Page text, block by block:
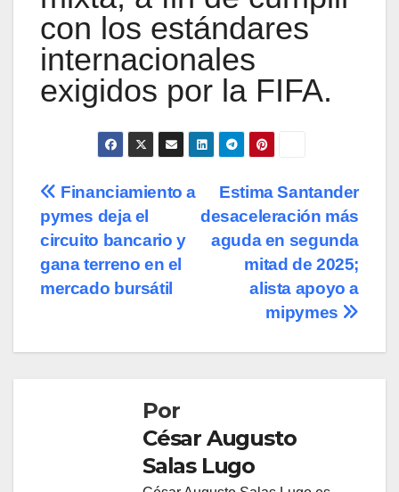
con los estándares
internacionales
exigidos por la FIFA.
Navegación
de
entradas
Estima Santander
desaceleración más
aguda en segunda
mitad de 2025;
alista apoyo a
mipymes
Financiamiento a
pymes deja el
circuito bancario y
gana terreno en el
mercado bursátil
Por
César Augusto
Salas Lugo